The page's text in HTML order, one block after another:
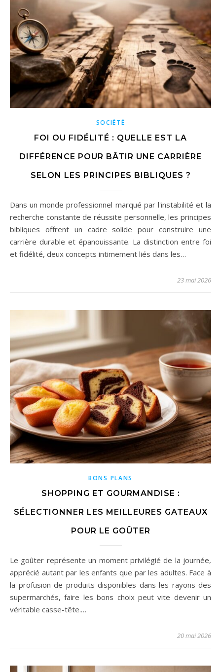
SOCIÉTÉ
FOI OU FIDÉLITÉ : QUELLE EST LA
DIFFÉRENCE POUR BÂTIR UNE CARRIÈRE
SELON LES PRINCIPES BIBLIQUES ?
Dans un monde professionnel marqué par l'instabilité et la
recherche constante de réussite personnelle, les principes
bibliques offrent un cadre solide pour construire une
carrière durable et épanouissante. La distinction entre foi
et fidélité, deux concepts intimement liés dans les…
23 mai 2026
BONS PLANS
SHOPPING ET GOURMANDISE :
SÉLECTIONNER LES MEILLEURES GATEAUX
POUR LE GOÛTER
Le goûter représente un moment privilégié de la journée,
apprécié autant par les enfants que par les adultes. Face à
la profusion de produits disponibles dans les rayons des
supermarchés, faire les bons choix peut vite devenir un
véritable casse-tête.…
20 mai 2026